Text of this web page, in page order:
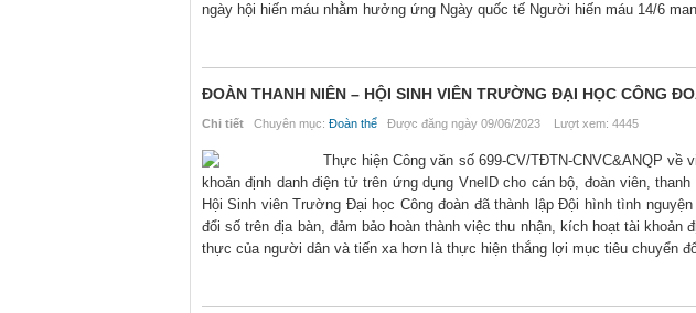
ngày hội hiến máu nhằm hưởng ứng Ngày quốc tế Người hiến máu 14/6
ĐOÀN THANH NIÊN – HỘI SINH VIÊN TRƯỜNG ĐẠI HỌC CÔNG
Chi tiết Chuyên mục: Đoàn thể Được đăng ngày 09/06/2023 Lượt xem: 4445
Thực hiện Công văn số 699-CV/TĐTN-CNVC&ANQP
khoản định danh điện tử trên ứng dụng VneID cho cán bộ, đoàn viên,
Hội Sinh viên Trường Đại học Công đoàn đã thành lập Đội hình tình
đổi số trên địa bàn, đảm bảo hoàn thành việc thu nhận, kích hoạt tài
thực của người dân và tiến xa hơn là thực hiện thắng lợi mục tiêu chuyển